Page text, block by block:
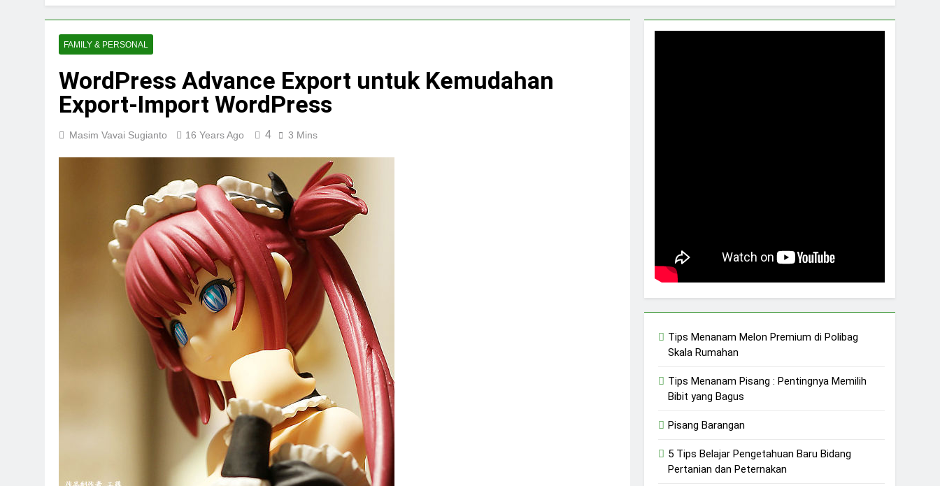
FAMILY & PERSONAL
WordPress Advance Export untuk Kemudahan
Export-Import WordPress
Masim Vavai Sugianto 16 Years Ago 4 3 Mins
Tips Menanam Melon Premium di Polibag
Skala Rumahan
Tips Menanam Pisang : Pentingnya Memilih
Bibit yang Bagus
Pisang Barangan
5 Tips Belajar Pengetahuan Baru Bidang
Pertanian dan Peternakan